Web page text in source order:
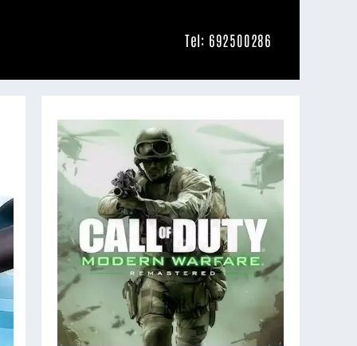
Tel: 692500286